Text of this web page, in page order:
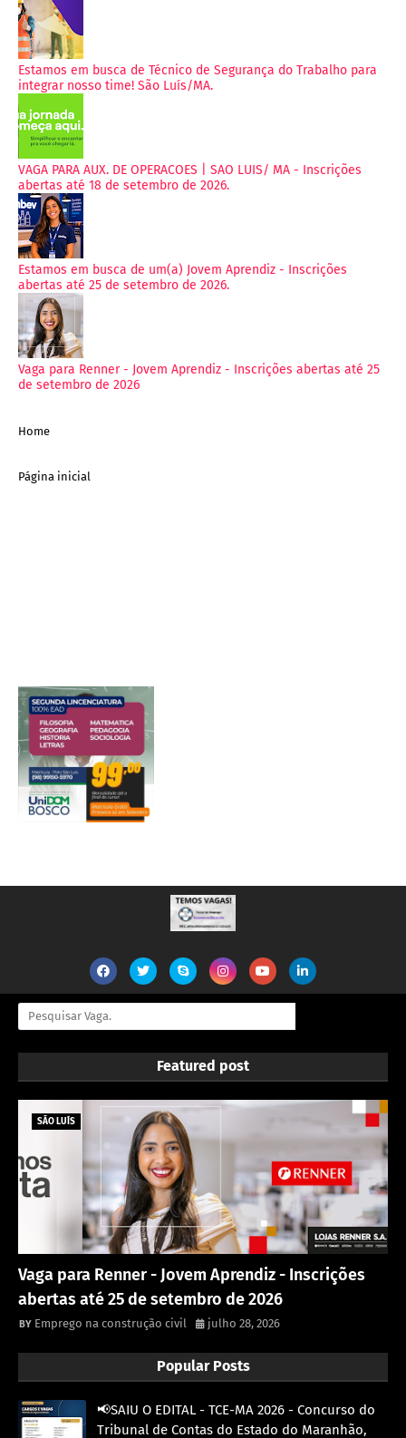
Estamos em busca de Técnico de Segurança do Trabalho para
integrar nosso time! São Luís/MA.
VAGA PARA AUX. DE OPERACOES | SAO LUIS/ MA - Inscrições
abertas até 18 de setembro de 2026.
Estamos em busca de um(a) Jovem Aprendiz - Inscrições
abertas até 25 de setembro de 2026.
Vaga para Renner - Jovem Aprendiz - Inscrições abertas até 25
de setembro de 2026
Home
Página inicial
Featured post
SÃO LUÍS
Vaga para Renner - Jovem Aprendiz - Inscrições
abertas até 25 de setembro de 2026
Emprego na construção civil julho 28, 2026
Popular Posts
📢SAIU O EDITAL - TCE-MA 2026 - Concurso do
Tribunal de Contas do Estado do Maranhão,